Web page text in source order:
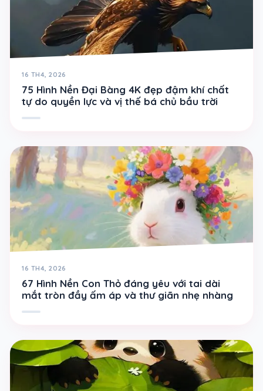
16 TH4, 2026
75 Hình Nền Đại Bàng 4K đẹp đậm khí chất
tự do quyền lực và vị thế bá chủ bầu trời
16 TH4, 2026
67 Hình Nền Con Thỏ đáng yêu với tai dài
mắt tròn đầy ấm áp và thư giãn nhẹ nhàng